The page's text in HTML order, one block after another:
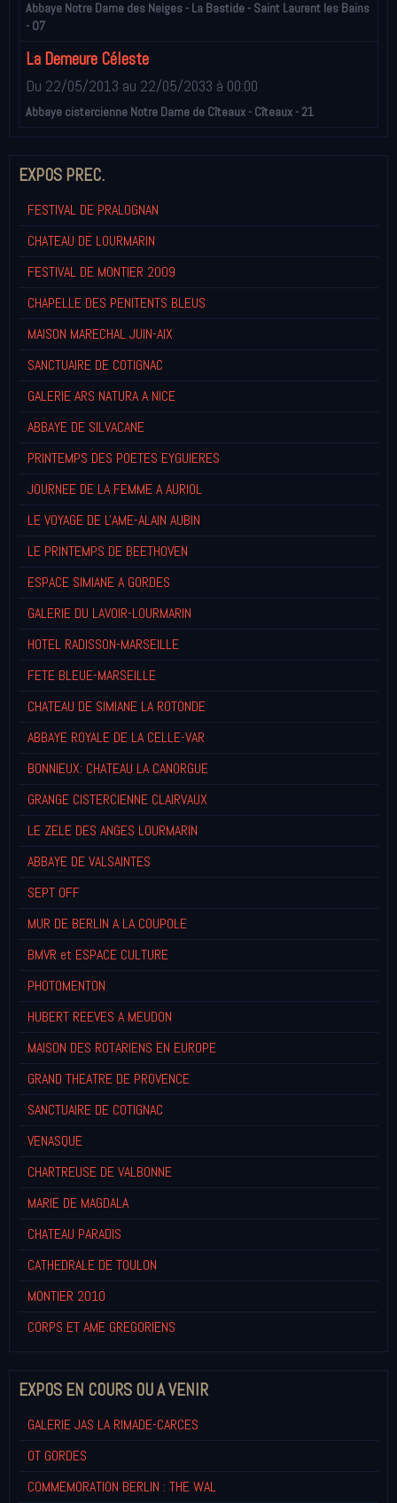
Abbaye Notre Dame des Neiges - La Bastide - Saint Laurent les Bains
- 07
La Demeure Céleste
Du 22/05/2013 au 22/05/2033 à 00:00
Abbaye cistercienne Notre Dame de Cîteaux - Cîteaux - 21
EXPOS PREC.
FESTIVAL DE PRALOGNAN
CHATEAU DE LOURMARIN
FESTIVAL DE MONTIER 2009
CHAPELLE DES PENITENTS BLEUS
MAISON MARECHAL JUIN-AIX
SANCTUAIRE DE COTIGNAC
GALERIE ARS NATURA A NICE
ABBAYE DE SILVACANE
PRINTEMPS DES POETES EYGUIERES
JOURNEE DE LA FEMME A AURIOL
LE VOYAGE DE L'AME-ALAIN AUBIN
LE PRINTEMPS DE BEETHOVEN
ESPACE SIMIANE A GORDES
GALERIE DU LAVOIR-LOURMARIN
HOTEL RADISSON-MARSEILLE
FETE BLEUE-MARSEILLE
CHATEAU DE SIMIANE LA ROTONDE
ABBAYE ROYALE DE LA CELLE-VAR
BONNIEUX: CHATEAU LA CANORGUE
GRANGE CISTERCIENNE CLAIRVAUX
LE ZELE DES ANGES LOURMARIN
ABBAYE DE VALSAINTES
SEPT OFF
MUR DE BERLIN A LA COUPOLE
BMVR et ESPACE CULTURE
PHOTOMENTON
HUBERT REEVES A MEUDON
MAISON DES ROTARIENS EN EUROPE
GRAND THEATRE DE PROVENCE
SANCTUAIRE DE COTIGNAC
VENASQUE
CHARTREUSE DE VALBONNE
MARIE DE MAGDALA
CHATEAU PARADIS
CATHEDRALE DE TOULON
MONTIER 2010
CORPS ET AME GREGORIENS
EXPOS EN COURS OU A VENIR
GALERIE JAS LA RIMADE-CARCES
OT GORDES
COMMEMORATION BERLIN : THE WAL